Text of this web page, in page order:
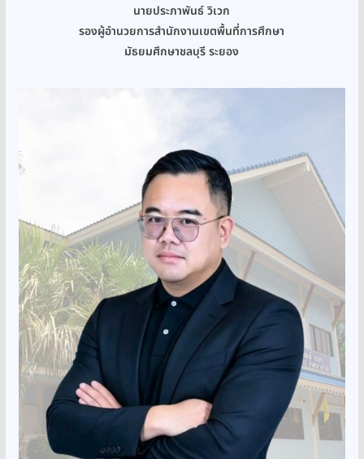
นายประภาพันธ์ วิเวก
รองผู้อำนวยการสำนักงานเขตพื้นที่การศึกษา
มัธยมศึกษาชลบุรี ระยอง